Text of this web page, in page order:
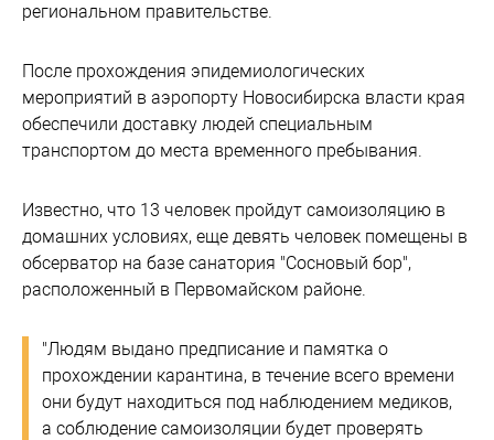
региональном правительстве.
После прохождения эпидемиологических
мероприятий в аэропорту Новосибирска власти края
обеспечили доставку людей специальным
транспортом до места временного пребывания.
Известно, что 13 человек пройдут самоизоляцию в
домашних условиях, еще девять человек помещены в
обсерватор на базе санатория "Сосновый бор",
расположенный в Первомайском районе.
"Людям выдано предписание и памятка о
прохождении карантина, в течение всего времени
они будут находиться под наблюдением медиков,
а соблюдение самоизоляции будет проверять